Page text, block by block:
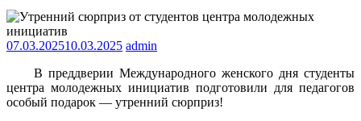
07.03.202510.03.2025 admin
В преддверии Международного женского дня студенты
центра молодежных инициатив подготовили для педагогов
особый подарок — утренний сюрприз!